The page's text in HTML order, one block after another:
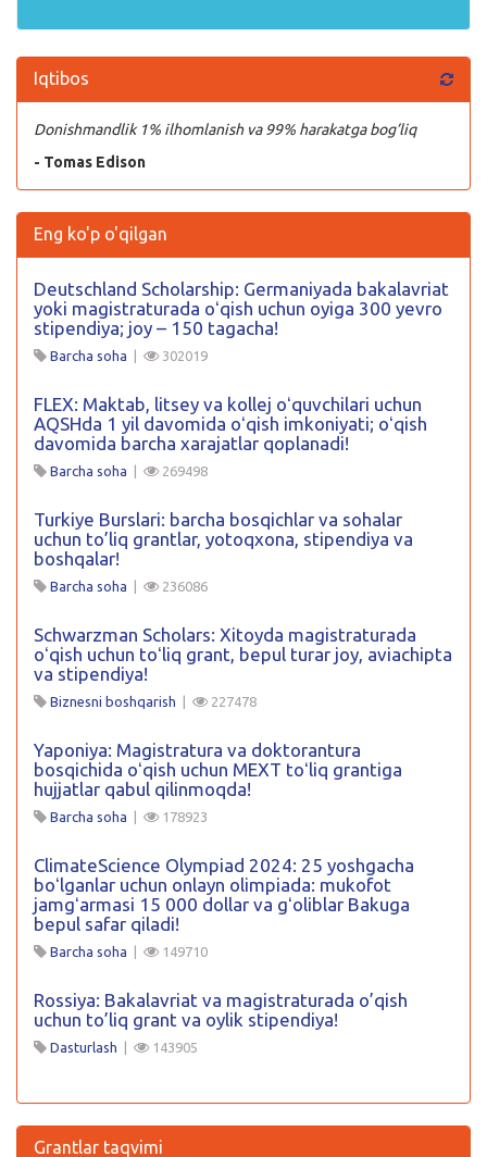
Iqtibos
Donishmandlik 1% ilhomlanish va 99% harakatga bog’liq
- Tomas Edison
Eng ko'p o'qilgan
Deutschland Scholarship: Germaniyada bakalavriat
yoki magistraturada oʻqish uchun oyiga 300 yevro
stipendiya; joy – 150 tagacha!
Barcha soha | 302019
FLEX: Maktab, litsey va kollej oʻquvchilari uchun
AQSHda 1 yil davomida oʻqish imkoniyati; oʻqish
davomida barcha xarajatlar qoplanadi!
Barcha soha | 269498
Turkiye Burslari: barcha bosqichlar va sohalar
uchun to’liq grantlar, yotoqxona, stipendiya va
boshqalar!
Barcha soha | 236086
Schwarzman Scholars: Xitoyda magistraturada
oʻqish uchun toʻliq grant, bepul turar joy, aviachipta
va stipendiya!
Biznesni boshqarish | 227478
Yaponiya: Magistratura va doktorantura
bosqichida oʻqish uchun MEXT toʻliq grantiga
hujjatlar qabul qilinmoqda!
Barcha soha | 178923
ClimateScience Olympiad 2024: 25 yoshgacha
boʻlganlar uchun onlayn olimpiada: mukofot
jamgʻarmasi 15 000 dollar va gʻoliblar Bakuga
bepul safar qiladi!
Barcha soha | 149710
Rossiya: Bakalavriat va magistraturada o’qish
uchun to’liq grant va oylik stipendiya!
Dasturlash | 143905
Grantlar taqvimi